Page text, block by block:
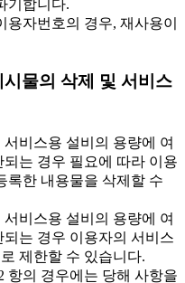
기합니다.
자번호의 경우, 재사용이
물의 삭제 및 서비스
비스용 설비의 용량에 여
는 경우 필요에 따라 이용
록한 내용물을 삭제할 수
비스용 설비의 용량에 여
는 경우 이용자의 서비스
제한할 수 있습니다.
항의 경우에는 당해 사항을